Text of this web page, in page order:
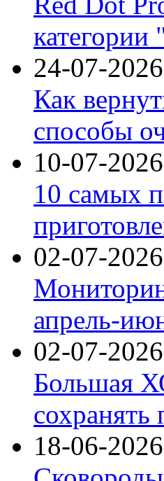
категории
24-07-2026
Как
способы
10-07-2026
10 самых
02-07-2026
апрель-
02-07-2026
Большая
сохранять
18-06-2026